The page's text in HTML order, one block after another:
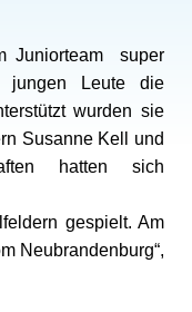
Juniorteam super
jungen Leute die
wurden sie
Susanne Kell und
hatten sich
gespielt. Am
Neubrandenburg“,